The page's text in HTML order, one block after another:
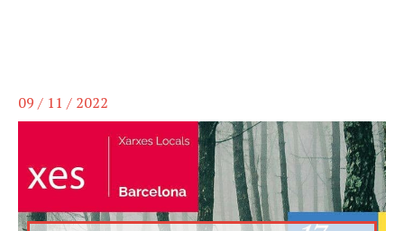
09 / 11 / 2022